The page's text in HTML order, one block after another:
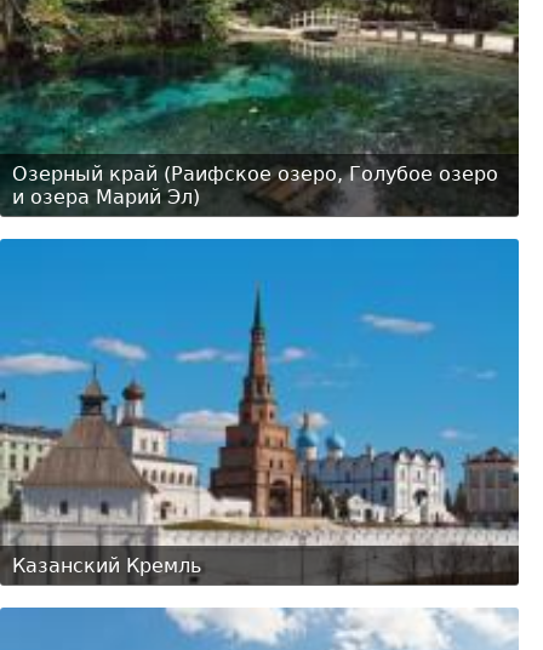
Озерный край (Раифское озеро, Голубое озеро
и озера Марий Эл)
Казанский Кремль